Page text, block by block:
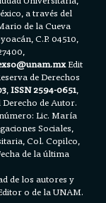
a través del
de la Cueva
C.P. 04510,
Edit
de Derechos
,ISSN 2594-0651,
de Autor.
Lic. María
Sociales,
Col. Copilco,
de la última
de los autores y
o de la UNAM.